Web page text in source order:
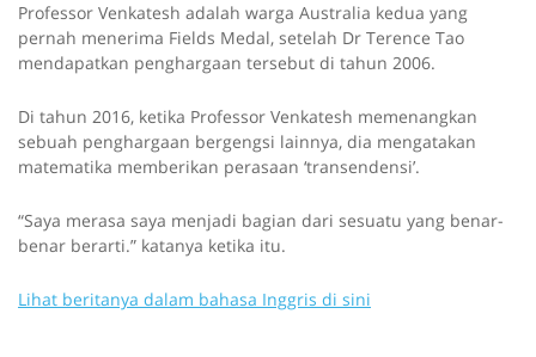
Professor Venkatesh adalah warga Australia kedua yang
pernah menerima Fields Medal, setelah Dr Terence Tao
mendapatkan penghargaan tersebut di tahun 2006.
Di tahun 2016, ketika Professor Venkatesh memenangkan
sebuah penghargaan bergengsi lainnya, dia mengatakan
matematika memberikan perasaan ‘transendensi’.
“Saya merasa saya menjadi bagian dari sesuatu yang benar-
benar berarti.” katanya ketika itu.
Lihat beritanya dalam bahasa Inggris di sini